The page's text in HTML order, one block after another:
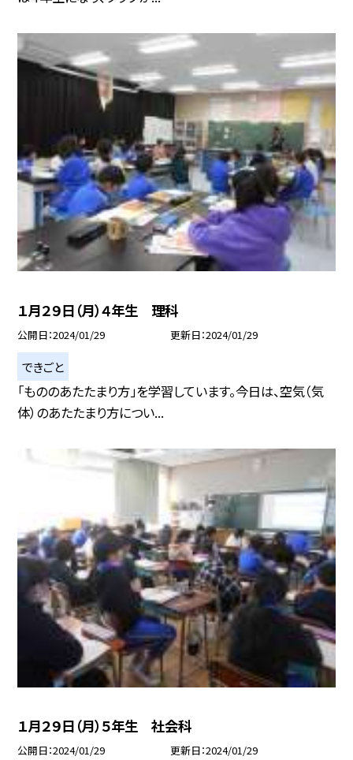
１月２９日（月）４年生 理科
公開日 2024/01/29 更新日 2024/01/29
できごと
「もののあたたまり方」を学習しています。今日は、空気（気
体）のあたたまり方につい...
１月２９日（月）５年生 社会科
公開日 2024/01/29 更新日 2024/01/29